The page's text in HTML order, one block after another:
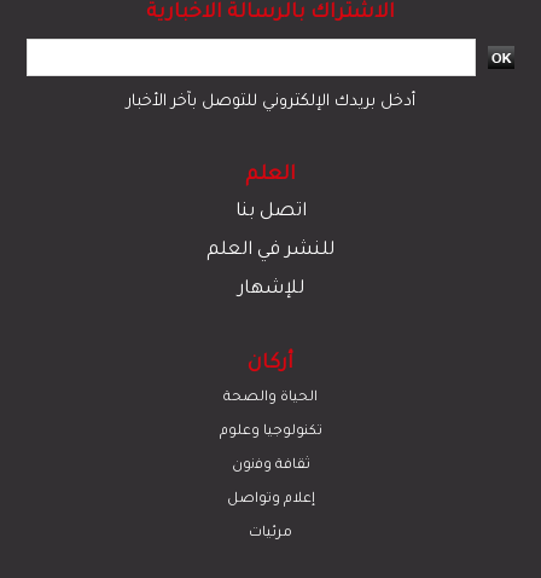
الاشتراك بالرسالة الاخبارية
أدخل بريدك الإلكتروني للتوصل بآخر الأخبار
العلم
اتصل بنا
للنشر في العلم
للإشهار
أركان
الحياة والصحة
تكنولوجيا وعلوم
ﺛﻘﺎﻓﺔ وﻓﻧون
إعلام وتواصل
مرئيات